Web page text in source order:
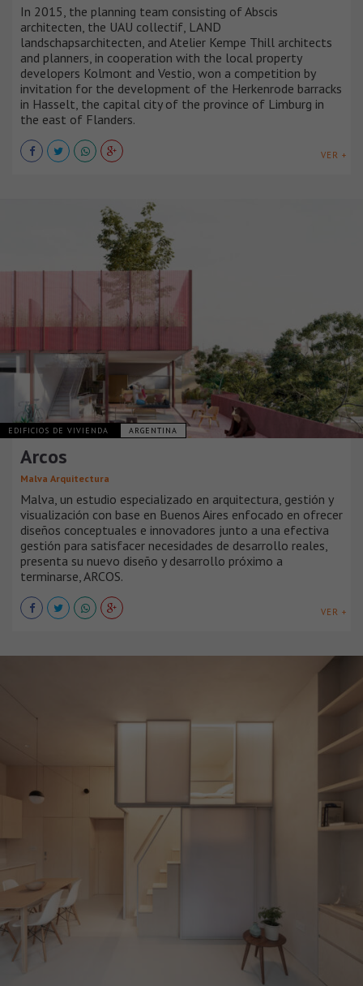
In 2015, the planning team consisting of Abscis
architecten, the UAU collectif, LAND
landschapsarchitecten, and Atelier Kempe Thill architects
and planners, in cooperation with the local property
developers Kolmont and Vestio, won a competition by
invitation for the development of the Herkenrode barracks
in Hasselt, the capital city of the province of Limburg in
the east of Flanders.
VER +
EDIFICIOS DE VIVIENDA ARGENTINA
Arcos
Malva Arquitectura
Malva, un estudio especializado en arquitectura, gestión y
visualización con base en Buenos Aires enfocado en ofrecer
diseños conceptuales e innovadores junto a una efectiva
gestión para satisfacer necesidades de desarrollo reales,
presenta su nuevo diseño y desarrollo próximo a
terminarse, ARCOS.
VER +